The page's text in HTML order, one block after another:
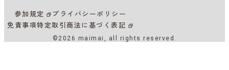
参加規定
プライバシーポリシー
免責事項特定取引商法に基づく表記
©2026 maimai, all rights reserved.